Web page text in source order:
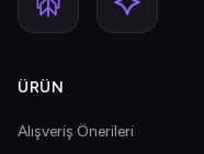
ÜRÜN
Alışveriş Önerileri